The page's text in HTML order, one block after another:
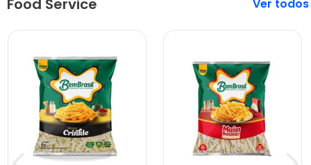
Food Service